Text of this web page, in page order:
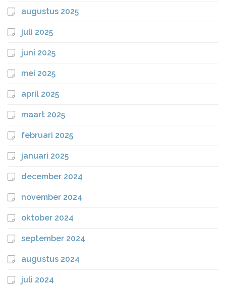
augustus 2025
juli 2025
juni 2025
mei 2025
april 2025
maart 2025
februari 2025
januari 2025
december 2024
november 2024
oktober 2024
september 2024
augustus 2024
juli 2024